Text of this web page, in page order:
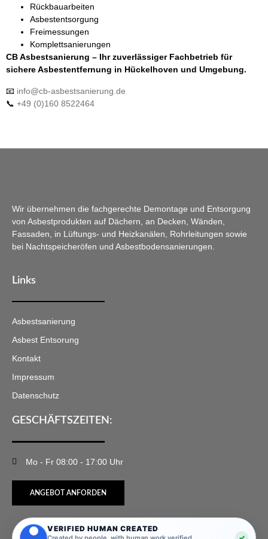
Rückbauarbeiten
Asbestentsorgung
Freimessungen
Komplettsanierungen
CB Asbestsanierung – Ihr zuverlässiger Fachbetrieb für
sichere Asbestentfernung in Hückelhoven und Umgebung.
📧 info@cb-asbestsanierung.de
📞 +49 (0)160 8522464
Wir übernehmen die fachgerechte Demontage und Entsorgung
von Asbestprodukten auf Dächern, an Decken, Wänden,
Fassaden, in Lüftungs- und Heizkanälen, Rohrleitungen sowie
bei Nachtspeicheröfen und Asbestbodensanierungen.
Links
Asbestsanierung
Asbest Entsorung
Kontakt
Impressum
Datenschutz
GESCHÄFTSZEITEN:
Mo - Fr 08:00 - 17:00 Uhr
ANGEBOT ANFORDEN
VERIFIED HUMAN CREATED